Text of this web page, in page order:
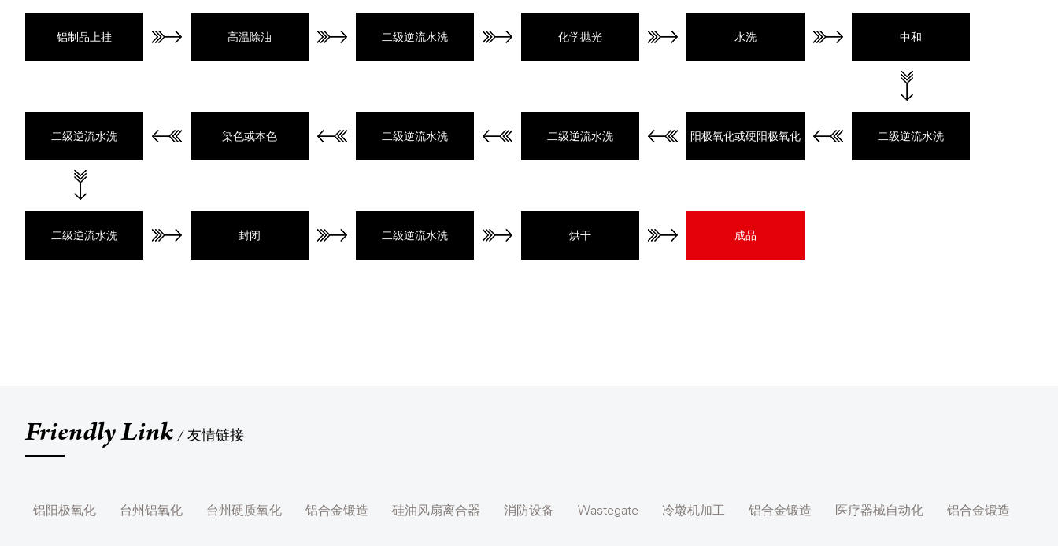
铝制品上挂 高温除油 二级逆流水洗 化学抛光 水洗 中和
二级逆流水洗
阳极氧化或硬阳极氧化
二级逆流水洗
二级逆流水洗
染色或本色
二级逆流水洗
二级逆流水洗 封闭 二级逆流水洗 烘干 成品
Friendly Link 友情链接
铝阳极氧化 台州铝氧化 台州硬质氧化 铝合金锻造 硅油风扇离合器 消防设备 Wastegate 冷墩机加工 铝合金锻造 医疗器械自动化 铝合金锻造